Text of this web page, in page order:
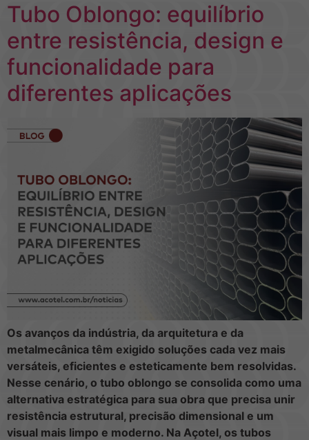
Tubo Oblongo: equilíbrio
entre resistência, design e
funcionalidade para
diferentes aplicações
Os avanços da indústria, da arquitetura e da
metalmecânica têm exigido soluções cada vez mais
versáteis, eficientes e esteticamente bem resolvidas.
Nesse cenário, o tubo oblongo se consolida como uma
alternativa estratégica para sua obra que precisa unir
resistência estrutural, precisão dimensional e um
visual mais limpo e moderno. Na Açotel, os tubos